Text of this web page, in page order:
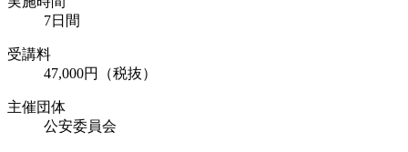
7日間
受講料
47,000円（税抜）
主催団体
公安委員会